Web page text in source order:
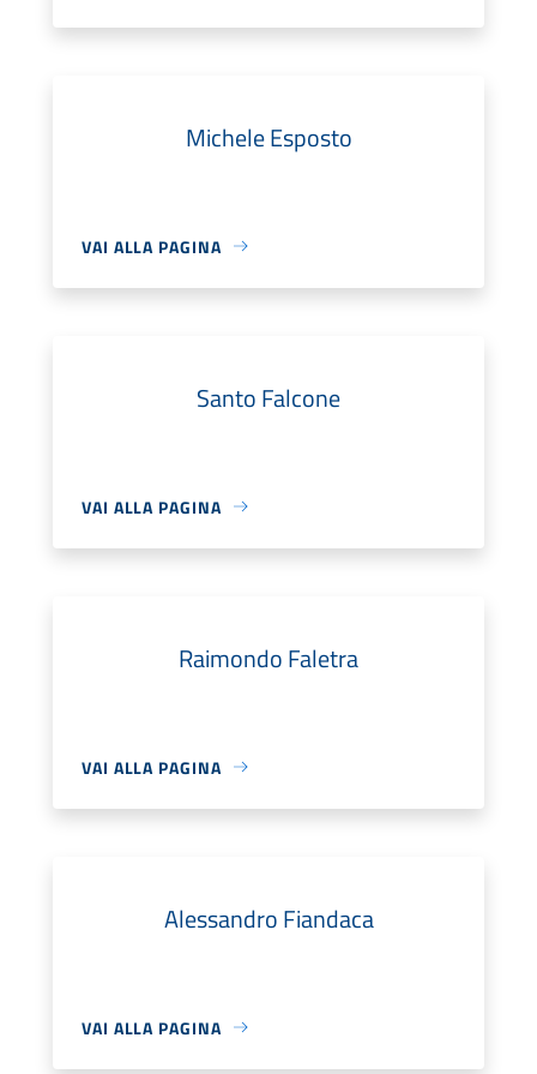
Michele Esposto
VAI ALLA PAGINA
Santo Falcone
VAI ALLA PAGINA
Raimondo Faletra
VAI ALLA PAGINA
Alessandro Fiandaca
VAI ALLA PAGINA